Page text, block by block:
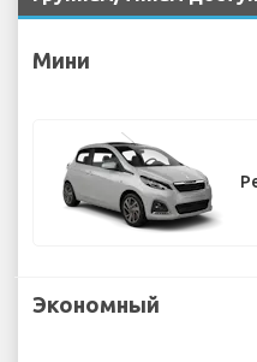
Мини
Экономный